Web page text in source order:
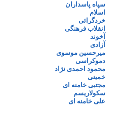
سپاه پاسداران
اسلام
خردگرائی
انقلاب فرهنگی
آخوند
آزادی
میرحسین موسوی
دموکراسی
محمود احمدی نژاد
خمینی
مجتبی خامنه ای
سکولاریسم
علی خامنه ای